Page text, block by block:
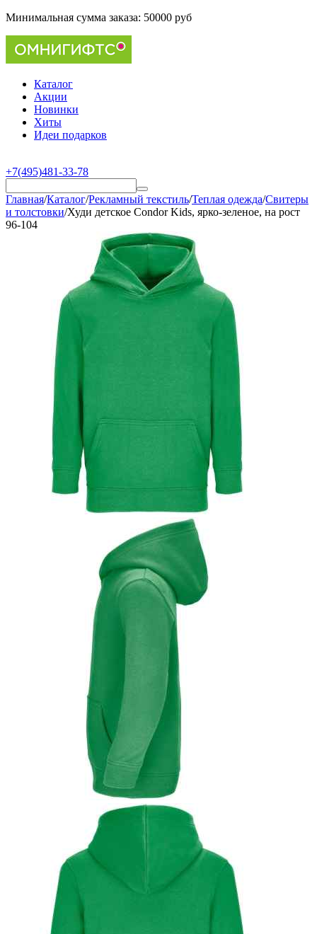
Минимальная сумма заказа: 50000 руб
Каталог
Акции
Новинки
Хиты
Идеи подарков
+7(495)481-33-78
Главная/Каталог/Рекламный текстиль/Теплая одежда/Свитеры
и толстовки/Худи детское Condor Kids, ярко-зеленое, на рост
96-104